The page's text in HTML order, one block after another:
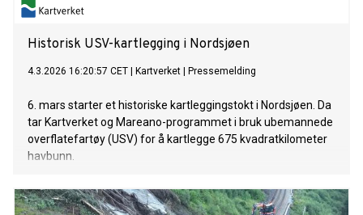
Historisk USV-kartlegging i Nordsjøen
4.3.2026 16:20:57 CET Kartverket Pressemelding
6. mars starter et historiske kartleggingstokt i Nordsjøen. Da
tar Kartverket og Mareano-programmet i bruk ubemannede
overflatefartøy (USV) for å kartlegge 675 kvadratkilometer
havbunn.